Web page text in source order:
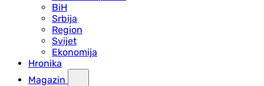
BiH
Srbija
Region
Svijet
Ekonomija
Hronika
Magazin